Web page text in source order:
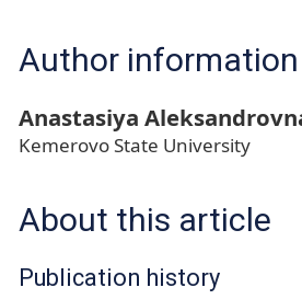
Author information
Anastasiya
Kemerovo State University
About this article
Publication history